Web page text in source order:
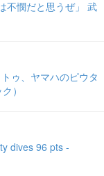
不憫だと思うぜ」 武
ゥ、ヤマハのピウタ
）
dives 96 pts -